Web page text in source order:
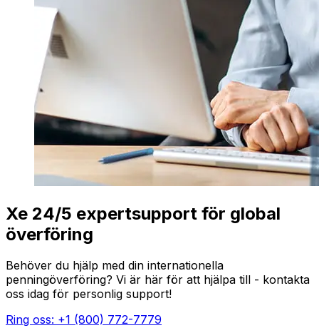
Xe 24/5 expertsupport för global
överföring
Behöver du hjälp med din internationella
penningöverföring? Vi är här för att hjälpa till - kontakta
oss idag för personlig support!
Ring oss: +1 (800) 772-7779